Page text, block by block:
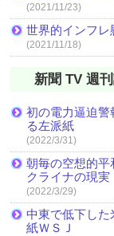
(2021/11/23)
世界的インフレ
(2021/11/18)
新聞 TV 週
初の電力逼迫
る左派紙
(2022/3/31)
朝毎の空想的平
クライナの現実
(2022/3/29)
中東で低下し
紙ＷＳＪ